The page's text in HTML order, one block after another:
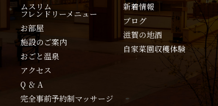
ムスリム
フレンドリーメニュー
お部屋
施設のご案内
おごと温泉
アクセス
新着情報
ブログ
滋賀の地酒
自家菜園収穫体験
Q ＆ A
完全事前予約制マッサージ